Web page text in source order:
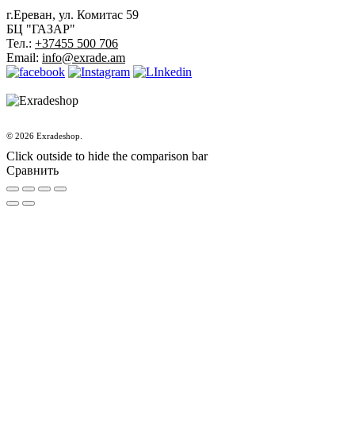
г.Ереван, ул. Комитас 59
БЦ "ГАЗАР"
Тел.: +37455 500 706
Email: info@exrade.am
© 2026 Exradeshop.
Click outside to hide the comparison bar
Сравнить